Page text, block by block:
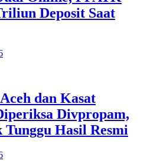
Deposit Saat
dan Kasat
Divpropam,
Hasil Resmi